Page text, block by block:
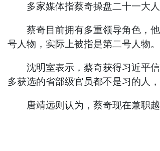
多家媒体指蔡奇操盘二十一大人
蔡奇目前拥有多重领导角色，他
号人物，实际上被指是第二号人物
沈明室表示，蔡奇获得习近平信
多获选的省部级官员都不是习的人
唐靖远则认为，蔡奇现在兼职越